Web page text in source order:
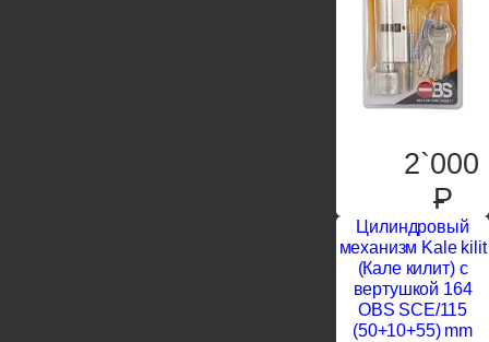
2`000
P
Цилиндровый
механизм Kale kilit
(Кале килит) с
вертушкой 164
OBS SCE/115
(50+10+55) mm